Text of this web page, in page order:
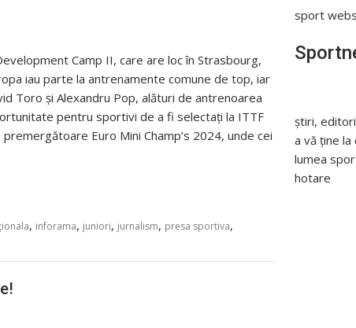
Camp II, care are loc în Strasbourg,
iau parte la antrenamente comune de top, iar
Toro și Alexandru Pop, alături de antrenoarea
pentru sportivi de a fi selectați la ITTF
Euro Mini Champ’s 2024, unde cei
, inforama, juniori, jurnalism, presa sportiva,
sport
știri,
a vă ține
lumea
hotare